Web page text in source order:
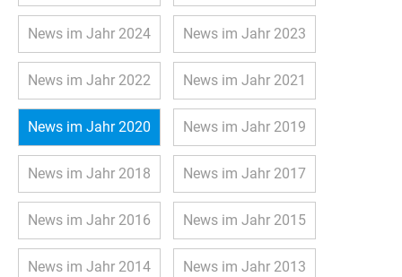
News im Jahr 2024 News im Jahr 2023
News im Jahr 2022 News im Jahr 2021
News im Jahr 2020 News im Jahr 2019
News im Jahr 2018 News im Jahr 2017
News im Jahr 2016 News im Jahr 2015
News im Jahr 2014 News im Jahr 2013